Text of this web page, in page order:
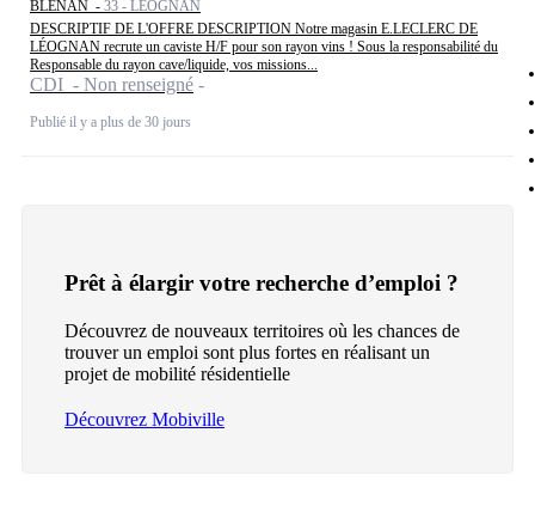
BLENAN - 33 - LÉOGNAN
DESCRIPTIF DE L'OFFRE DESCRIPTION Notre magasin E.LECLERC DE
LÉOGNAN recrute un caviste H/F pour son rayon vins ! Sous la responsabilité du
Responsable du rayon cave/liquide, vos missions...
CDI - Non renseigné
Publié il y a plus de 30 jours
Prêt à élargir votre recherche d’emploi ?
Découvrez de nouveaux territoires où les chances de
trouver un emploi sont plus fortes en réalisant un
projet de mobilité résidentielle
Découvrez Mobiville